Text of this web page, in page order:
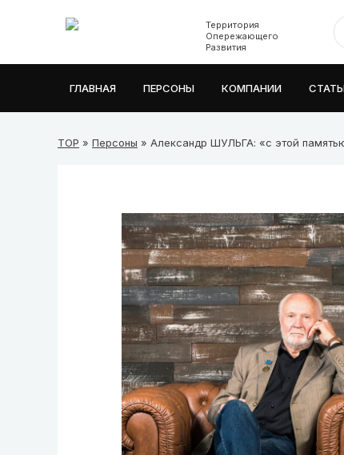
Территория
Опережающего
Развития
ГЛАВНАЯ ПЕРСОНЫ КОМПАНИИ
ТОР » Персоны » Александр ШУЛЬГА: «с этой